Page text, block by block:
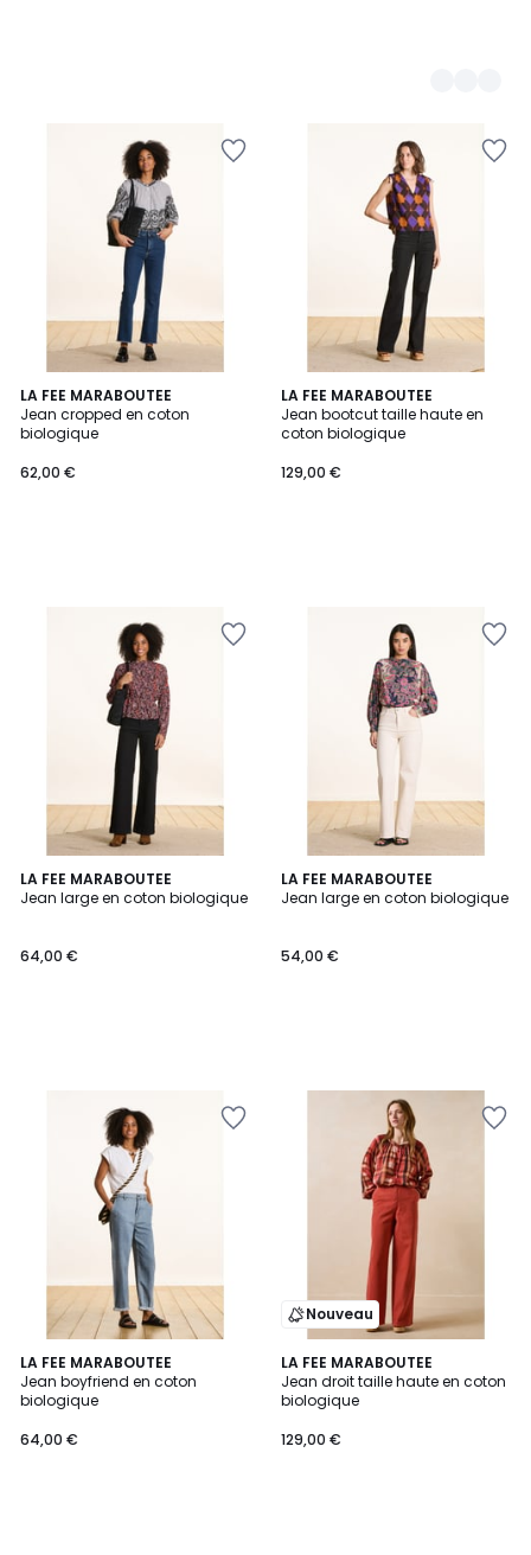
LA FEE MARABOUTEE
Jean cropped en coton
biologique
62,00 €
LA FEE MARABOUTEE
Jean bootcut taille haute en
coton biologique
129,00 €
LA FEE MARABOUTEE
Jean large en coton biologique
64,00 €
LA FEE MARABOUTEE
Jean large en coton biologique
54,00 €
LA FEE MARABOUTEE
Jean boyfriend en coton
biologique
64,00 €
Nouveau
LA FEE MARABOUTEE
Jean droit taille haute en coton
biologique
129,00 €